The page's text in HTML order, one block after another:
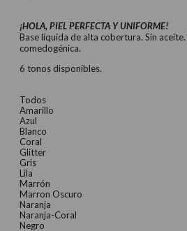
¡HOLA, PIEL PERFECTA Y UNIFORME!
Base líquida de alta cobertura. Sin
comedogénica.
6 tonos disponibles.
Todos
Amarillo
Azul
Blanco
Coral
Glitter
Gris
Lila
Marrón
Marron Oscuro
Naranja
Naranja-Coral
Negro